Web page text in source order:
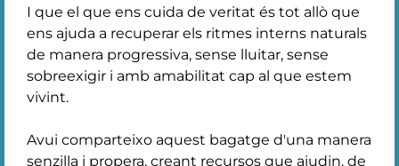
I que el que ens cuida de veritat és tot allò que
ens ajuda a recuperar els ritmes interns naturals
de manera progressiva, sense lluitar, sense
sobreexigir i amb amabilitat cap al que estem
vivint.
Avui comparteixo aquest bagatge d'una manera
senzilla i propera, creant recursos que ajudin, de